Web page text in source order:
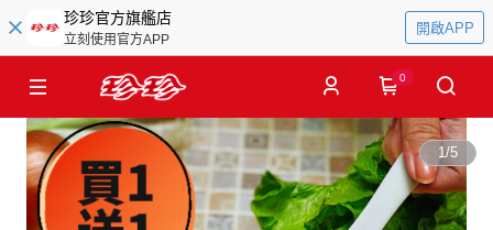
珍珍官方旗艦店
立刻使用官方APP
開啟APP
0
1/5